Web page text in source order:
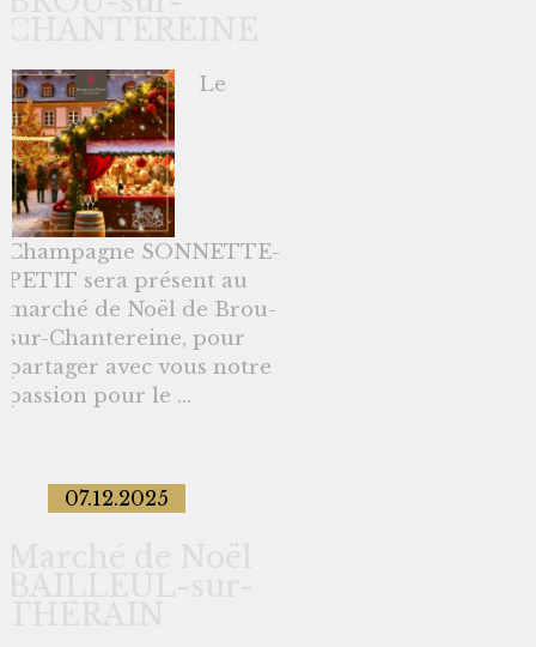
Le
Champagne SONNETTE-
PETIT sera présent au
marché de Noël de Brou-
sur-Chantereine, pour
partager avec vous notre
passion pour le ...
07.12.2025